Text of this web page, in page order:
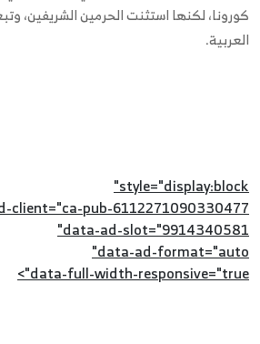
كورونا، لكنها استثنت الحرمين الشريفين،
العربية.
style="display:block"
client="ca-pub-6112271090330477"
data-ad-slot="9914340581"
data-ad-format="auto"
data-full-width-responsive="true">